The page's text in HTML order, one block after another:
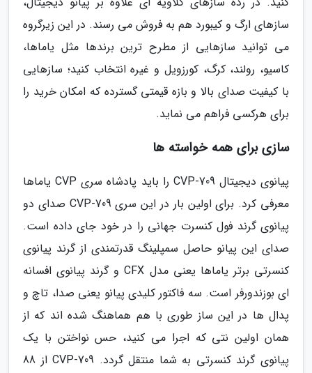
سازهای ارگ و کیبورد هم به فروش می رسند. در این زیرگروه
می توانید سازهایی از مطرح ترین برندها مثل یاماها،
کاسیو، رولند، کرگ، کورزویل و غیره انتخاب کنید؛ سازهایی
با کیفیت صدای بالا و بازه قیمتی گسترده که امکان خرید را
برای هرکسی فراهم می نماید.
سازی برای همه خواسته ها
پیانوی دیجیتال CVP-709 را باید پادشاه سری CVP یاماها
معرفی کرد. برای اولین بار در این سری CVP-709 صدای دو
پیانوی گرند فول کنسرت جهانی را در خود جای داده است.
صدای این پیانو حاصل سمپلینگ قدرتمندی از گرند پیانوی
کنسرتی برتر یاماها یعنی مدل CFX و گرند پیانوی افسانه
ای بوزندورفر است. سه فاکتور کلیدی پیانو یعنی صدا، تاچ و
پدال ها در این ساز طوری با هم هماهنگ شده اند که از
همان اولین نتی که اجرا می کنید، حس نواختن با یک
پیانوی گرند کنسرتی به شما منتقل گردد. CVP-709 از 88